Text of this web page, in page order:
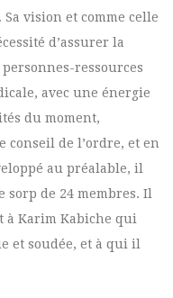
vision et comme celle
d’assurer la
ressources
avec une énergie
du moment,
conseil de l’ordre, et en
au préalable, il
de 24 membres. Il
à Karim Kabiche qui
et soudée, et à qui il